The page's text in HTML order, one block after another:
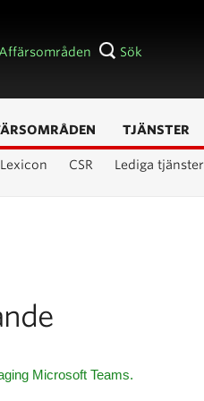
Affärsområden Sök
CSR Lediga tjänster
TJÄNSTER
Microsoft Teams.